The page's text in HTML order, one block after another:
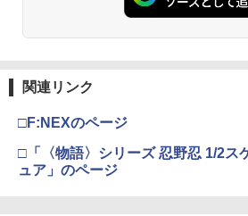
【純正品】Xbox
4
【純正品】Xbox
り来たる！スタ
ボード付) [Blu-
関連リンク
□F:NEXのページ
□「〈物語〉シリーズ 忍野忍 1/2ス
ュア」のページ